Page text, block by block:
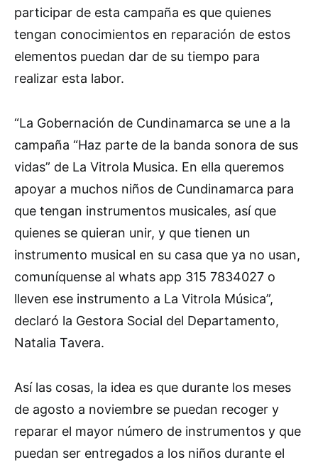
participar de esta campaña es que quienes
tengan conocimientos en reparación de estos
elementos puedan dar de su tiempo para
realizar esta labor.
“La Gobernación de Cundinamarca se une a la
campaña “Haz parte de la banda sonora de sus
vidas” de La Vitrola Musica. En ella queremos
apoyar a muchos niños de Cundinamarca para
que tengan instrumentos musicales, así que
quienes se quieran unir, y que tienen un
instrumento musical en su casa que ya no usan,
comuníquense al whats app 315 7834027 o
lleven ese instrumento a La Vitrola Música”,
declaró la Gestora Social del Departamento,
Natalia Tavera.
Así las cosas, la idea es que durante los meses
de agosto a noviembre se puedan recoger y
reparar el mayor número de instrumentos y que
puedan ser entregados a los niños durante el